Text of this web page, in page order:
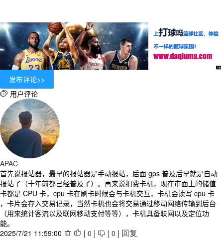
 用户评论
APAC
首先说报站器，最早的报站器是手动报站，后面 gps 普及后早就是自动
报站了（十年前都已经普及了）。再来说扣费卡机，现在市面上的储值
卡都是 CPU 卡，cpu 卡在刷卡时候会与卡机交互，卡机会读写 cpu 卡
，卡片会存入交易记录，当然卡机也会将交易通过移动网络传输到后台
（用来统计客流以及联网移动支付等等），卡机具备联网以及定位功
能。
2025/7/21 11:59:00   [ 0 ]  [ 0 ] 回复